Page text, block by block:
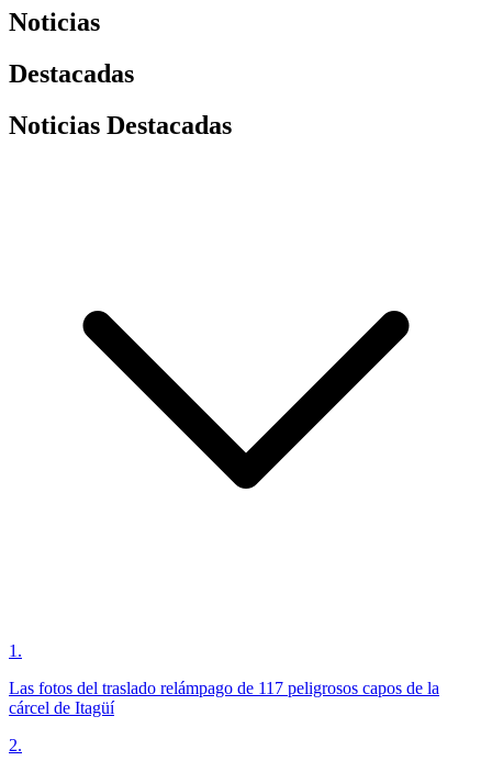
Noticias
Destacadas
Noticias Destacadas
1 .
Las fotos del traslado relámpago de 117 peligrosos capos de la
cárcel de Itagüí
2.